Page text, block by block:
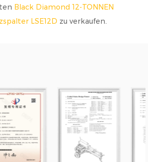
Black Diamond 12-TONNEN
LSE12D zu verkaufen.